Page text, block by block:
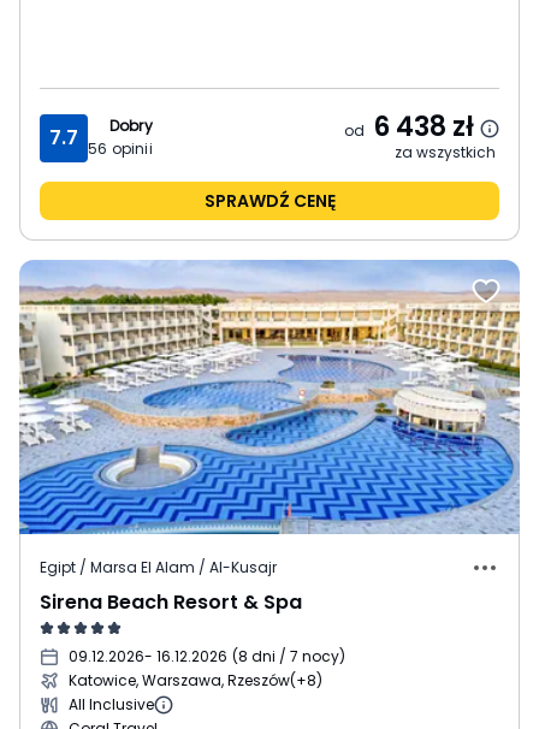
7.7
Dobry
56 opinii
od 6 438 zł
za wszystkich
SPRAWDŹ CENĘ
Egipt / Marsa El Alam / Al-Kusajr
Sirena Beach Resort & Spa
09.12.2026- 16.12.2026 (8 dni / 7 nocy)
Katowice, Warszawa, Rzeszów(+8)
All Inclusive